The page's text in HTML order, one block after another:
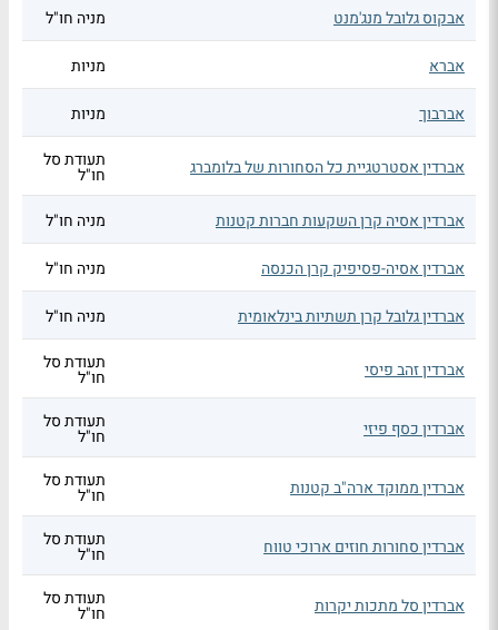
אבקוס גלובל מנג'מנט מניה חו"ל
אברא מניות
אברבוך מניות
אברדין אסטרטגיית כל הסחורות של בלומברג תעודת סל
חו"ל
אברדין אסיה קרן השקעות חברות קטנות
מניה חו"ל
אברדין אסיה-פסיפיק קרן הכנסה מניה חו"ל
אברדין גלובל קרן תשתיות בינלאומית מניה חו"ל
אברדין זהב פיסי תעודת סל
חו"ל
אברדין כסף פיזי תעודת סל
חו"ל
אברדין ממוקד ארה"ב קטנות תעודת סל
חו"ל
אברדין סחורות חוזים ארוכי טווח תעודת סל
חו"ל
אברדין סל מתכות יקרות תעודת סל
חו"ל